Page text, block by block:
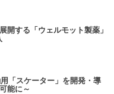
開する「ウェルモット製薬」
「スケーター」を開発・導
能に～